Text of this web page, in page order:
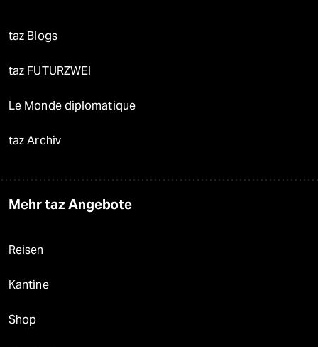
taz Blogs
taz FUTURZWEI
Le Monde diplomatique
taz Archiv
Mehr taz Angebote
Reisen
Kantine
Shop